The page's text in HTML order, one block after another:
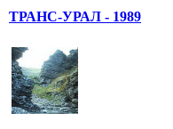
ТРАНС-УРАЛ - 1989